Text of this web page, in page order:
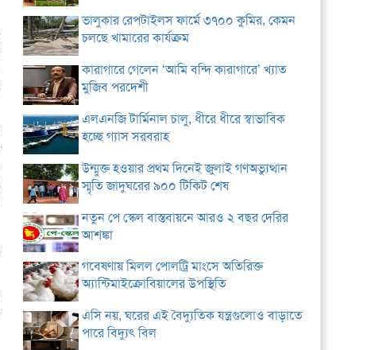
ভালুকার রেপটাইলস ফার্মে ৩৭০০ কুমির, কেমন
চলছে খামারের কার্যক্রম
কারাগারে গেলেন ‘আমি বন্দি কারাগারে’ খ্যাত
মুজিব পরদেশী
এলএনজি টার্মিনাল চালু, ধীরে ধীরে স্বাভাবিক
হচ্ছে গ্যাস সরবরাহ
উন্মুক্ত হওয়ার প্রথম দিনেই জুলাই গণঅভ্যুত্থান
স্মৃতি জাদুঘরের ৯০০ টিকিট শেষ
নতুন পে স্কেল বাস্তবায়নে আরও ২ বছর দেরির
আশঙ্কা
গবেষণায় মিলল পোলট্রি মাংসে অতিরিক্ত
অ্যান্টিমাইক্রোবিয়ালের উপস্থিতি
এসি নয়, ঘরের এই বৈদ্যুতিক যন্ত্রগুলোও বাড়াতে
পারে বিদ্যুৎ বিল